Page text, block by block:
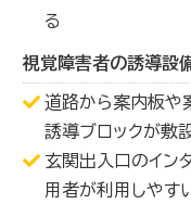
る
視覚障害者の誘導設
道路から案内板や
誘導ブロックが敷
玄関出入口のイン
用者が利用しやす